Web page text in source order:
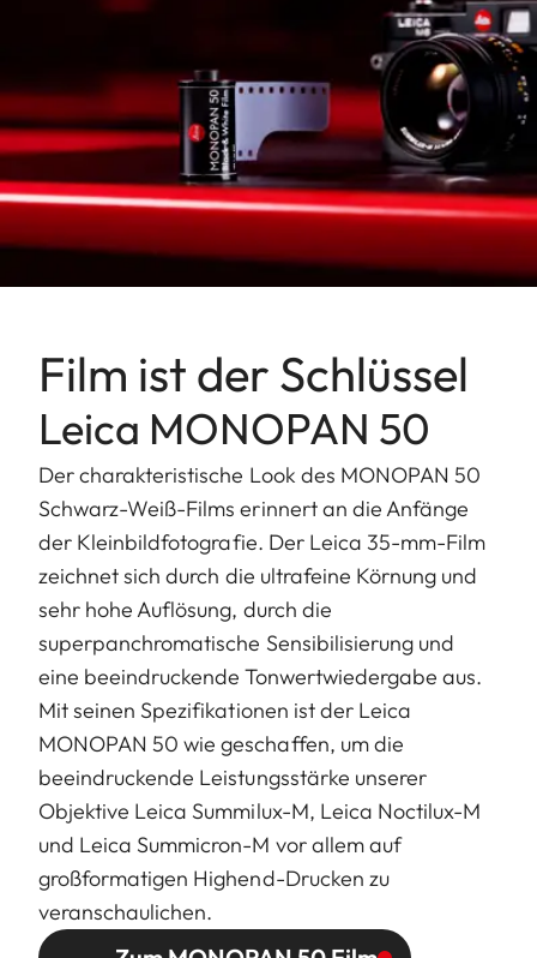
Film ist der Schlüssel
Leica MONOPAN 50
Der charakteristische Look des MONOPAN 50
Schwarz-Weiß-Films erinnert an die Anfänge
der Kleinbildfotografie. Der Leica 35-mm-Film
zeichnet sich durch die ultrafeine Körnung und
sehr hohe Auflösung, durch die
superpanchromatische Sensibilisierung und
eine beeindruckende Tonwertwiedergabe aus.
Mit seinen Spezifikationen ist der Leica
MONOPAN 50 wie geschaffen, um die
beeindruckende Leistungsstärke unserer
Objektive Leica Summilux-M, Leica Noctilux-M
und Leica Summicron-M vor allem auf
großformatigen Highend-Drucken zu
veranschaulichen.